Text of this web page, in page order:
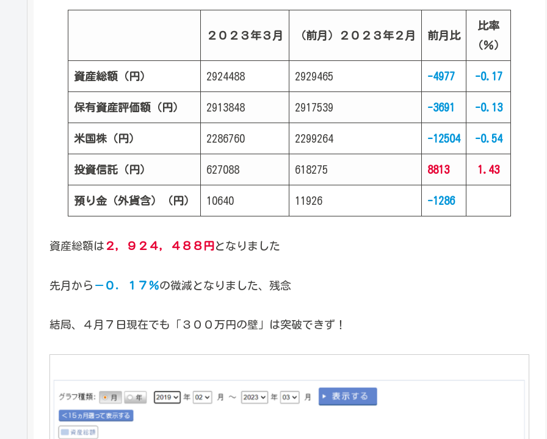
２０２３年３月 （前月）２０２３年２月 前月比
比率
（％）
資産総額（円） 2924488 2929465 -4977 -0.17
保有資産評価額（円） 2913848 2917539 -3691 -0.13
米国株（円） 2286760 2299264 -12504 -0.54
投資信託（円） 627088 618275 8813 1.43
預り金（外貨含）（円） 10640 11926 -1286
資産総額は ２，９２４，４８８円 となりました
先月から －０．１７％の微減となりました、残念
結局、４月７日現在でも「３００万円の壁」は突破できず！